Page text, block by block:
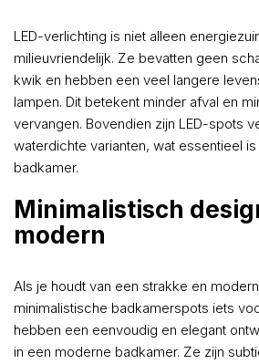
LED-verlichting is niet alleen
milieuvriendelijk. Ze bevatten geen
kwik en hebben een veel langere
lampen. Dit betekent minder afval en
vervangen. Bovendien zijn LED-spots
waterdichte varianten, wat essentieel
badkamer.
Minimalistisch
modern
Als je houdt van een strakke en
minimalistische badkamerspots iets
hebben een eenvoudig en elegant
in een moderne badkamer. Ze zijn